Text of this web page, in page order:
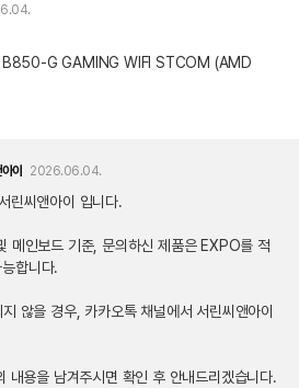
G GAMING WIFI STCOM (AMD
이 2026.06.04.
린씨앤아이 입니다.
메인보드 기준, 문의하신 제품은 EXPO를 적
합니다.
않을 경우, 카카오톡 채널에서 서린씨앤아이
내용을 남겨주시면 확인 후 안내드리겠습니다.